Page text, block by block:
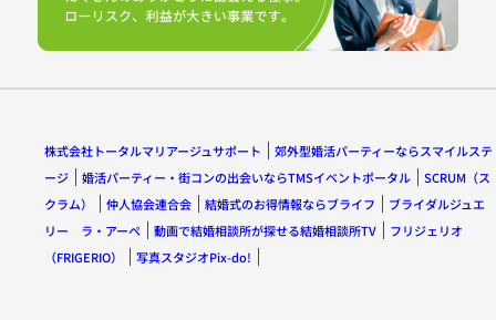
株式会社トータルマリアージュサポート
郊外型婚活パーティーならスマイルステ
ージ
婚活パーティー・街コンの出会いならTMSイベントポータル
SCRUM（ス
クラム）
仲人協会連合会 結婚式のお得情報ならブライフ
ブライダルジュエ
リー ラ・アーペ
動画で結婚相談所が探せる結婚相談所TV
フリジェリオ
（FRIGERIO）
写真スタジオPix-do!